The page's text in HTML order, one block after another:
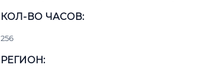
КОЛ-ВО ЧАСОВ:
256
РЕГИОН: